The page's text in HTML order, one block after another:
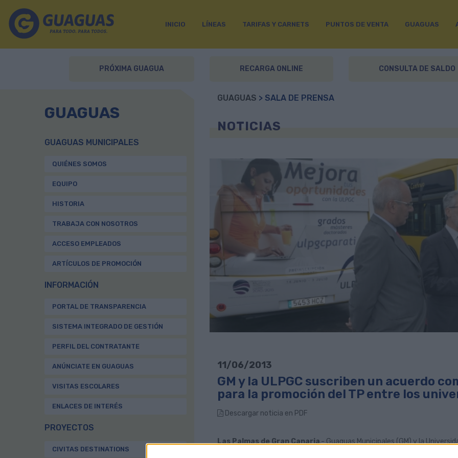
INICIO LÍNEAS TARIFAS Y CARNETS PUNTOS DE VENTA GUAGUAS
PRÓXIMA GUAGUA RECARGA ONLINE CONSULTA DE SALDO
GUAGUAS
GUAGUAS MUNICIPALES
QUIÉNES SOMOS
EQUIPO
HISTORIA
TRABAJA CON NOSOTROS
ACCESO EMPLEADOS
ARTÍCULOS DE PROMOCIÓN
INFORMACIÓN
PORTAL DE TRANSPARENCIA
SISTEMA INTEGRADO DE GESTIÓN
PERFIL DEL CONTRATANTE
ANÚNCIATE EN GUAGUAS
VISITAS ESCOLARES
ENLACES DE INTERÉS
PROYECTOS
CIVITAS DESTINATIONS
GUAGUAS > SALA DE PRENSA
NOTICIAS
11/06/2013
GM y la ULPGC suscriben un acuerdo
para la promoción del TP entre los
Descargar noticia en PDF
Las Palmas de Gran Canaria.- Guaguas Municipales (GM) y la
firmado hoy martes 11 de junio, un acuerdo de colaboración que